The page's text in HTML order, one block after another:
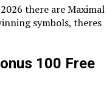
there are Maximal
symbols, theres
100 Free